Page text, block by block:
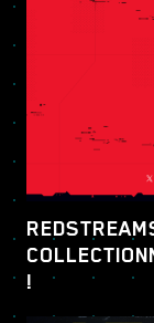
!